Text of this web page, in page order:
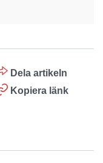
Dela artikeln
Kopiera länk